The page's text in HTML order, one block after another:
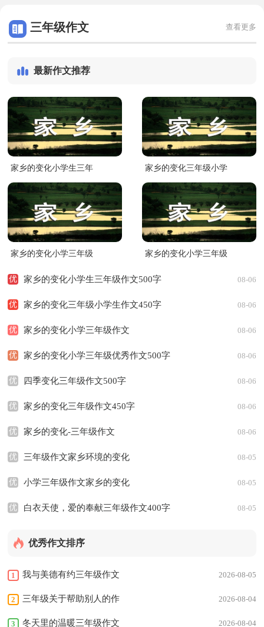
三年级作文 查看更多
最新作文推荐
家乡的变化小学生三年
级作文500字
家乡的变化三年级小学
生作文450字
家乡的变化小学三年级
作文
家乡的变化小学三年级
优秀作文500字
优 家乡的变化小学生三年级作文500字 08-06
优 家乡的变化三年级小学生作文450字 08-06
优 家乡的变化小学三年级作文 08-06
优 家乡的变化小学三年级优秀作文500字 08-06
优 四季变化三年级作文500字 08-06
优 家乡的变化三年级作文450字 08-06
优 家乡的变化-三年级作文 08-06
优 三年级作文家乡环境的变化 08-05
优 小学三年级作文家乡的变化 08-05
优 白衣天使，爱的奉献三年级作文400字 08-05
优秀作文排序
1 我与美德有约三年级作文
400字
2026-08-05
2 三年级关于帮助别人的作
文
2026-08-04
3 冬天里的温暖三年级作文 2026-08-04